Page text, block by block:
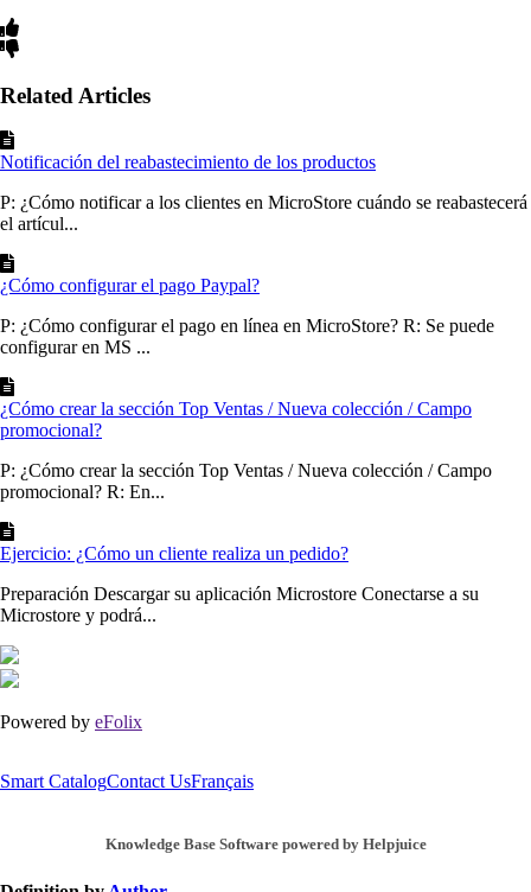
Related Articles
Notificación del reabastecimiento de los productos
P: ¿Cómo notificar a los clientes en MicroStore cuándo se reabastecerá
el artícul...
¿Cómo configurar el pago Paypal?
P: ¿Cómo configurar el pago en línea en MicroStore? R: Se puede
configurar en MS ...
¿Cómo crear la sección Top Ventas / Nueva colección / Campo
promocional?
P: ¿Cómo crear la sección Top Ventas / Nueva colección / Campo
promocional? R: En...
Ejercicio: ¿Cómo un cliente realiza un pedido?
Preparación Descargar su aplicación Microstore Conectarse a su
Microstore y podrá...
Powered by eFolix
Smart CatalogContact UsFrançais
Knowledge Base Software powered by Helpjuice